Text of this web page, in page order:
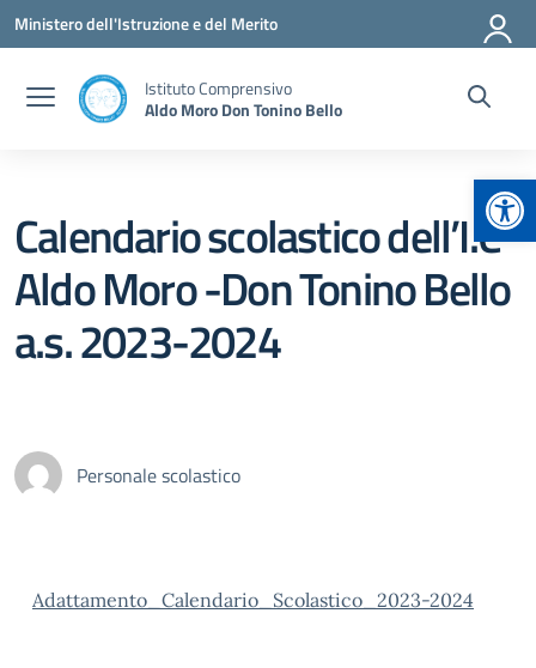
Vai ai contenuti
Vai al menu di navigazione
Vai al footer
Ministero dell'Istruzione e del Merito
Istituto Comprensivo
Aldo Moro Don Tonino Bello
Calendario scolastico dell’I.C
Aldo Moro -Don Tonino Bello
a.s. 2023-2024
Personale scolastico
Adattamento_Calendario_Scolastico_2023-2024